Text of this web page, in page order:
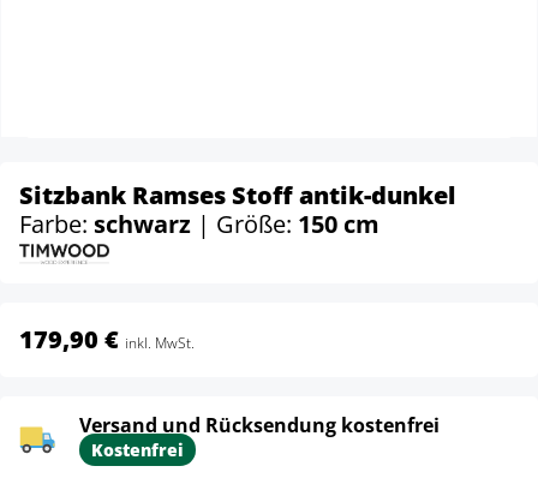
Sitzbank Ramses Stoff antik-dunkel
Farbe: schwarz | Größe: 150 cm
179,90 € inkl. MwSt.
Versand und Rücksendung kostenfrei
Kostenfrei